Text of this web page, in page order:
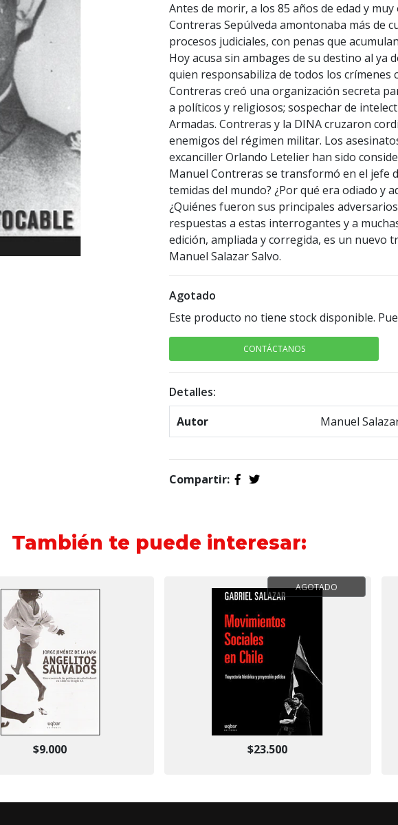
Antes de morir, a los 85 años de edad y
Contreras Sepúlveda amontonaba más de
procesos judiciales, con penas que
Hoy acusa sin ambages de su destino al ya
quien responsabiliza de todos los crímenes
Contreras creó una organización secreta
a políticos y religiosos; sospechar de
Armadas. Contreras y la DINA cruzaron
enemigos del régimen militar. Los
excanciller Orlando Letelier han sido
Manuel Contreras se transformó en el jefe
temidas del mundo? ¿Por qué era odiado y
¿Quiénes fueron sus principales
respuestas a estas interrogantes y a
edición, ampliada y corregida, es un nuevo
Manuel Salazar Salvo.
Agotado
Este producto no tiene stock disponible.
CONTÁCTANOS
Detalles:
Autor
Manuel
Compartir:
También te puede interesar:
$9.000 $23.500
AGOTADO